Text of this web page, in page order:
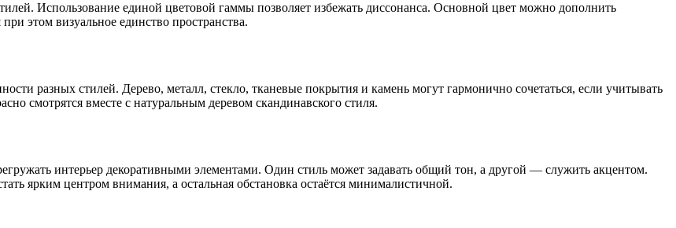
Использование единой цветовой гаммы позволяет избежать диссонанса. Основной цвет можно дополнить
этом визуальное единство пространства.
разных стилей. Дерево, металл, стекло, тканевые покрытия и камень могут гармонично сочетаться, если учитывать
смотрятся вместе с натуральным деревом скандинавского стиля.
интерьер декоративными элементами. Один стиль может задавать общий тон, а другой — служить акцентом.
ярким центром внимания, а остальная обстановка остаётся минималистичной.